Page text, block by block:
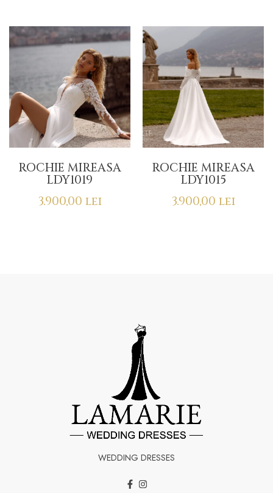
ROCHIE MIREASA
LDY1019
3.900,00 lei
ROCHIE MIREASA
LDY1015
3.900,00 lei
WEDDING DRESSES